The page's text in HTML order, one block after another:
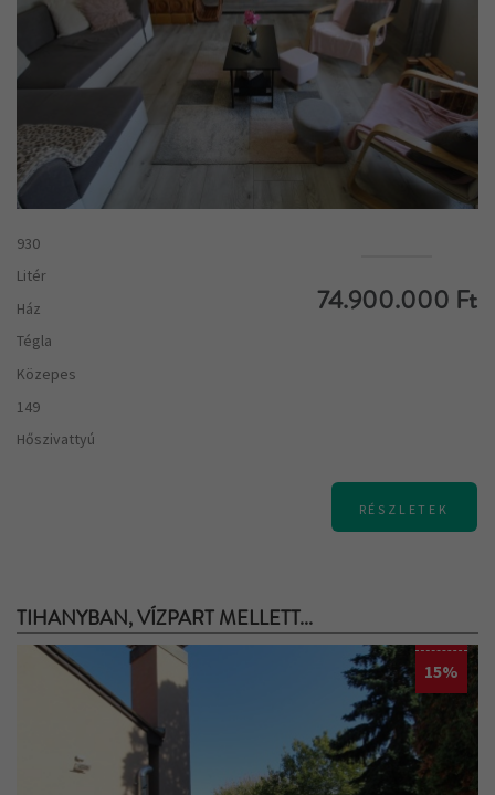
930
Litér
Ház
Tégla
Közepes
149
Hőszivattyú
74.900.000 Ft
RÉSZLETEK
TIHANYBAN, VÍZPART MELLETT...
15%